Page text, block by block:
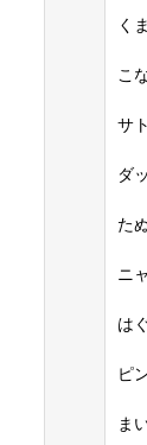
く
こ
サト
ダ
た
ニ
は
ピ
ま